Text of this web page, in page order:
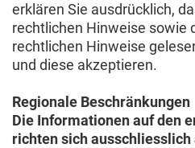
erklären Sie ausdrücklich,
rechtlichen Hinweise sowie
rechtlichen Hinweise
und diese akzeptieren.
Regionale Beschränkungen
Die Informationen auf den
richten sich